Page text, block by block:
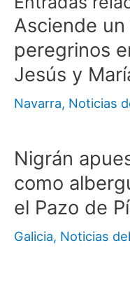
Asciende
peregrinos
Jesús y
Navarra, Noticias
Nigrán
como
el Pazo de
Galicia, Noticias